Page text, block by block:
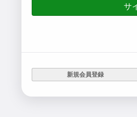
サ
新規会員登録